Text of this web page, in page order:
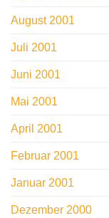
August 2001
Juli 2001
Juni 2001
Mai 2001
April 2001
Februar 2001
Januar 2001
Dezember 2000